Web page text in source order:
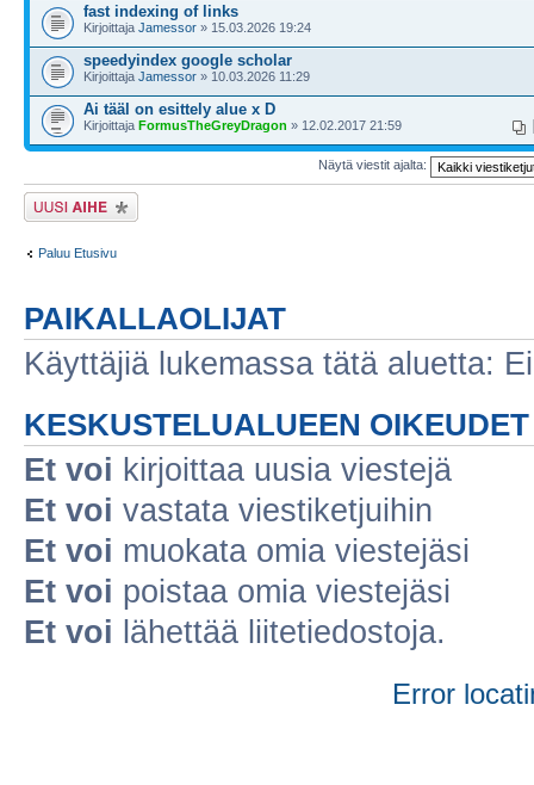
fast indexing of links
Kirjoittaja Jamessor » 15.03.2026 19:24
speedyindex google scholar
Kirjoittaja Jamessor » 10.03.2026 11:29
Ai tääl on esittely alue x D
Kirjoittaja FormusTheGreyDragon » 12.02.2017 21:59
Näytä viestit ajalta:
Lähetä uusi viesti
Paluu Etusivu
PAIKALLAOLIJAT
Käyttäjiä lukemassa tätä aluetta:
KESKUSTELUALUEEN OIKEUDET
Et voi kirjoittaa uusia viestejä
Et voi vastata viestiketjuihin
Et voi muokata omia viestejäsi
Et voi poistaa omia viestejäsi
Et voi lähettää liitetiedostoja.
Error